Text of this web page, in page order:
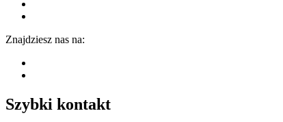
Znajdziesz nas na:
Szybki kontakt